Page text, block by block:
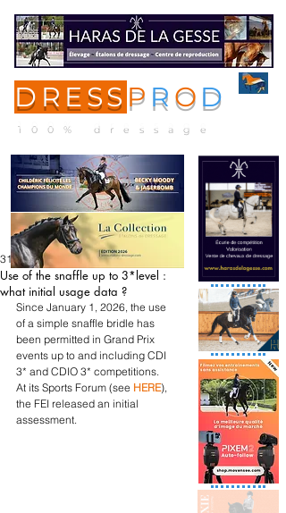
DRESS P R O D
100% dressage
Use of the snaffle up to 3*level :
what initial usage data ?
31 mars
Since January 1, 2026, the use
of a simple snaffle bridle has
been permitted in Grand Prix
events up to and including CDI
3* and CDIO 3* competitions.
At its Sports Forum (see HERE),
the FEI released an initial
assessment.